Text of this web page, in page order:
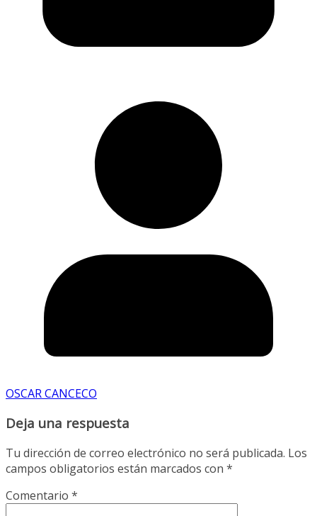
OSCAR CANCECO
Deja una respuesta
Tu dirección de correo electrónico no será publicada. Los
campos obligatorios están marcados con *
Comentario *